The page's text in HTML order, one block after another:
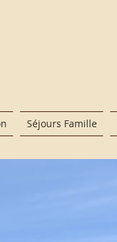
Séjours Famille